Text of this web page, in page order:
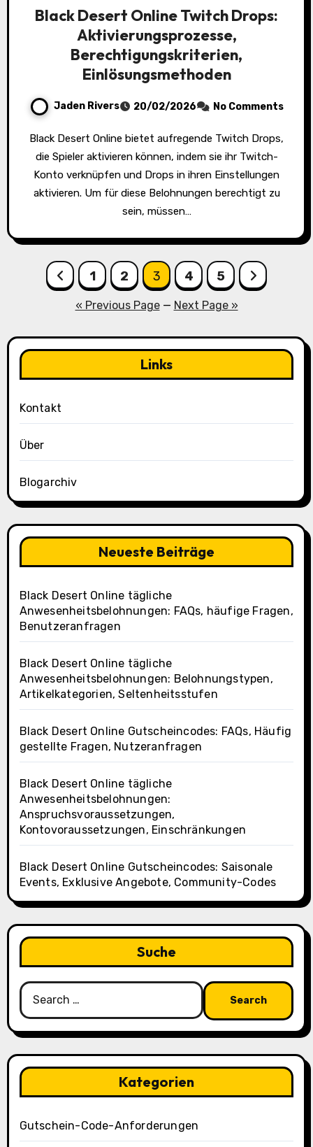
Black Desert Online Twitch Drops:
Aktivierungsprozesse,
Berechtigungskriterien,
Einlösungsmethoden
Jaden Rivers 20/02/2026 No Comments
Black Desert Online bietet aufregende Twitch Drops,
die Spieler aktivieren können, indem sie ihr Twitch-
Konto verknüpfen und Drops in ihren Einstellungen
aktivieren. Um für diese Belohnungen berechtigt zu
sein, müssen…
Posts
pagination
1 2 3 4 5
« Previous Page— Next Page »
Links
Kontakt
Über
Blogarchiv
Neueste Beiträge
Black Desert Online tägliche
Anwesenheitsbelohnungen: FAQs, häufige Fragen,
Benutzeranfragen
Black Desert Online tägliche
Anwesenheitsbelohnungen: Belohnungstypen,
Artikelkategorien, Seltenheitsstufen
Black Desert Online Gutscheincodes: FAQs, Häufig
gestellte Fragen, Nutzeranfragen
Black Desert Online tägliche
Anwesenheitsbelohnungen:
Anspruchsvoraussetzungen,
Kontovoraussetzungen, Einschränkungen
Black Desert Online Gutscheincodes: Saisonale
Events, Exklusive Angebote, Community-Codes
Suche
Search
for:
Kategorien
Gutschein-Code-Anforderungen